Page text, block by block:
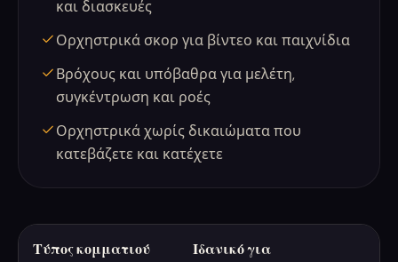
και διασκευές
Ορχηστρικά σκορ για βίντεο και παιχνίδια
Βρόχους και υπόβαθρα για μελέτη,
συγκέντρωση και ροές
Ορχηστρικά χωρίς δικαιώματα που
κατεβάζετε και κατέχετε
Τύπος κομματιού Ιδανικό για